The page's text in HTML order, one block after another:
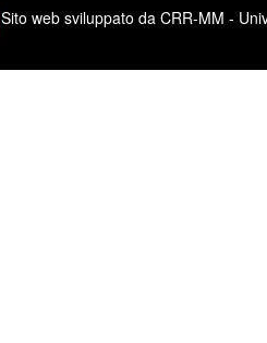
Sito web sviluppato da CRR-MM -